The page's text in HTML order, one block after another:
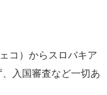
コ）からスロバキア
入国審査など一切あ